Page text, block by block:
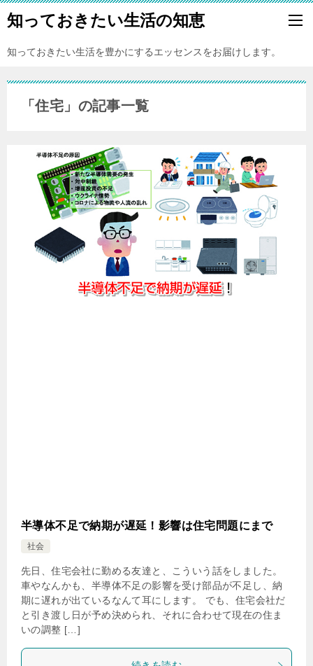
知っておきたい生活の知恵
知っておきたい生活を豊かにするエッセンスをお届けします。
「住宅」の記事一覧
半導体不足で納期が遅延！影響は住宅問題にまで
社会
先日、住宅会社に勤める友達と、こういう話をしました。
車やなんかも、半導体不足の影響を受け部品が不足し、納
期に遅れが出ているなんて耳にします。 でも、住宅会社だ
と引き渡し日が予め決められ、それに合わせて現在の住ま
いの調整 […]